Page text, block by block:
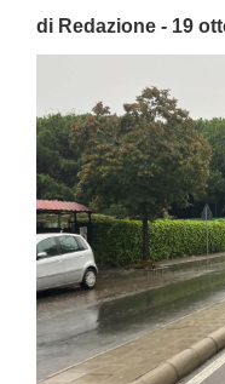
di Redazione - 19